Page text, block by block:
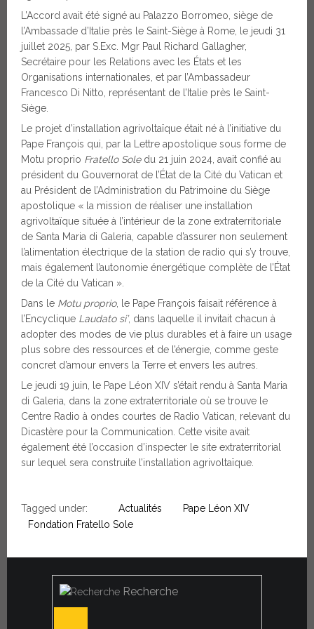
L’Accord avait été signé au Palazzo Borromeo, siège de
l’Ambassade d’Italie près le Saint-Siège à Rome, le jeudi 31
juillet 2025, par S.Exc. Mgr Paul Richard Gallagher,
Secrétaire pour les Relations avec les États et les
Organisations internationales, et par l’Ambassadeur
Francesco Di Nitto, représentant de l’Italie près le Saint-
Siège.
Le projet d’installation agrivoltaïque était né à l’initiative du
Pape François qui, par la Lettre apostolique sous forme de
Motu proprio Fratello Soledu 21 juin 2024, avait confié au
président du Gouvernorat de l’État de la Cité du Vatican et
au Président de l’Administration du Patrimoine du Siège
apostolique « la mission de réaliser une installation
agrivoltaïque située à l’intérieur de la zone extraterritoriale
de Santa Maria di Galeria, capable d’assurer non seulement
l’alimentation électrique de la station de radio qui s’y trouve,
mais également l’autonomie énergétique complète de l’État
de la Cité du Vatican ».
Dans le Motu proprio, le Pape François faisait référence à
l’Encyclique Laudato si’, dans laquelle il invitait chacun à
adopter des modes de vie plus durables et à faire un usage
plus sobre des ressources et de l’énergie, comme geste
concret d’amour envers la Terre et envers les autres.
Le jeudi 19 juin, le Pape Léon XIV s’était rendu à Santa Maria
di Galeria, dans la zone extraterritoriale où se trouve le
Centre Radio à ondes courtes de Radio Vatican, relevant du
Dicastère pour la Communication. Cette visite avait
également été l’occasion d’inspecter le site extraterritorial
sur lequel sera construite l’installation agrivoltaïque.
Tagged under: Actualités
Pape Léon XIV
Fondation Fratello Sole
Recherche